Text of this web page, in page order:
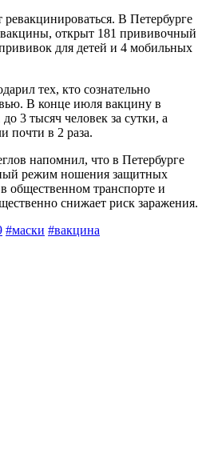
В Петербурге
вакцины, открыт 181 прививочный
для детей и 4 мобильных
тех, кто сознательно
В конце июля вакцину в
3 тысяч человек за сутки, а
почти в 2 раза.
напомнил, что в Петербурге
режим ношения защитных
общественном транспорте и
снижает риск заражения.
#маски #вакцина